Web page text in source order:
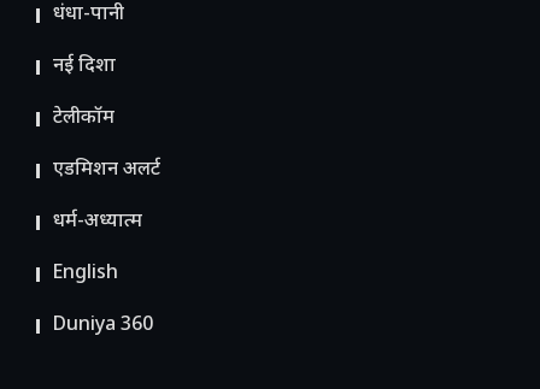
धंधा-पानी
नई दिशा
टेलीकॉम
ए​डमिशन अलर्ट
धर्म-अध्यात्म
English
Duniya 360